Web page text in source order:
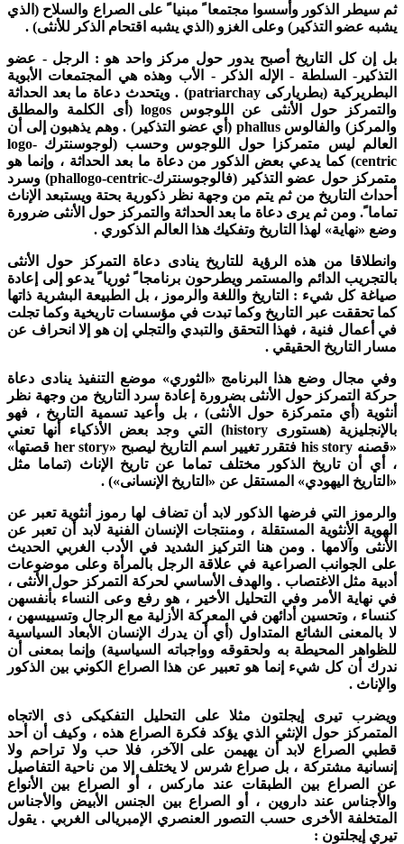
سيطر الذكور وأسسوا مجتمعا ًمبنيا ً على الصراع والسلاح (الذي
عضو التذكير) وعلى الغزو (الذي يشبه اقتحام الذكر للأنثی) .
إن كل التاريخ أصبح يدور حول مركز واحد هو : الرجل - عضو
السلطة - الإله الذكر - الأب وهذه هي المجتمعات الأبوية
(بطریارکی patriarchay) . ويتحدث دعاة ما بعد الحداثة
حول الأنثى عن اللوجوسlogos(أى الكلمة والمطلق
والفالوس phallus(أي عضو التذكير) . وهم يذهبون إلى أن
ليس متمركزا حول اللوجوس وحسب (لوجوسنتركlogo-
) كما يدعي بعض الذكور من دعاة ما بعد الحداثة ، وإنما هو
حول عضو التذكير (فالوجوسنترك-phallogo-centric) وسرد
التاريخ من ثم يتم من وجهة نظر ذكورية بحتة ويستبعد الإناث
ً. ومن ثم يری دعاة ما بعد الحداثة والتمركز حول الأنثى ضرورة
«نهاية» لهذا التاريخ وتفكيك هذا العالم الذكوري .
من هذه الرؤية للتاريخ ينادی دعاة التمرکز حول الأنثى
الدائم والمستمر ويطرحون برنامجا ً ثوريا ً يدعو إلى إعادة
كل شيء : التاريخ واللغة والرموز ، بل الطبيعة البشرية ذاتها
تحققت عبر التاريخ وكما تبدت في مؤسسات تاريخية وكما تجلت
أعمال فنية ، فهذا التحقق والتبدي والتجلي إن هو إلا انحراف عن
التاريخ الحقيقي .
مجال وضع هذا البرنامج «الثوري» موضع التنفيذ ينادی دعاة
التمرکز حول الأنثى بضرورة إعادة سرد التاريخ من وجهة نظر
(أي متمركزة حول الأنثى) ، بل وأعيد تسمية التاريخ ، فهو
(هستوریhistory) التي وجد بعض الأذكياء أنها تعني
his storyفتقرر تغيير اسم التاريخ ليصبح « her storyقصتها»
أي أن تاريخ الذكور مختلف تماما عن تاريخ الإناث (تماما مثل
اليهودي» المستقل عن «التاريخ الإنسانی») .
التي فرضها الذكور لابد أن تضاف لها رموز أنثوية تعبر عن
الأنثوية المستقلة ، ومنتجات الإنسان الفنية لابد أن تعبر عن
وآلامها . ومن هنا التركيز الشديد في الأدب الغربي الحديث
الجوانب الصراعية في علاقة الرجل بالمرأة وعلى موضوعات
مثل الاغتصاب . والهدف الأساسي لحركة التمركز حول الأنثى ،
نهاية الأمر وفي التحليل الأخير ، هو رفع وعى النساء بأنفسهن
، وتحسين أدائهن في المعركة الأزلية مع الرجال وتسييسهن ،
بالمعنى الشائع المتداول (أي أن يدرك الإنسان الأبعاد السياسية
المحيطة به ولحقوقه وواجباته السياسية) وإنما بمعنى أن
أن كل شيء إنما هو تعبير عن هذا الصراع الكوني بين الذكور
.
تیری إيجلتون مثلا على التحليل التفکیکی ذى الاتجاه
حول الإنثي الذي يؤكد فكرة الصراع هذه ، وكيف أن أحد
الصراع لابد أن يهيمن على الآخر، فلا حب ولا تراحم ولا
مشتركة ، بل صراع شرس لا يختلف إلا من ناحية التفاصيل
الصراع بين الطبقات عند مارکس ، أو الصراع بين الأنواع
عند داروین ، أو الصراع بين الجنس الأبيض والأجناس
الأخرى حسب التصور العنصري الإمبريالی الغربي . يقول
إيجلتون :